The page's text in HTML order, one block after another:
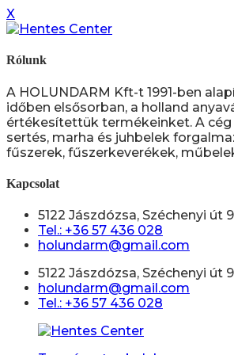
X
Rólunk
A HOLUNDARM Kft-t 1991-ben
időben elsősorban, a holland
értékesítettük termékeinket. A cég
sertés, marha és juhbelek
fűszerek, fűszerkeverékek,
Kapcsolat
5122 Jászdózsa, Széchenyi út
Tel.: +36 57 436 028
holundarm@gmail.com
5122 Jászdózsa, Széchenyi út
holundarm@gmail.com
Tel.: +36 57 436 028